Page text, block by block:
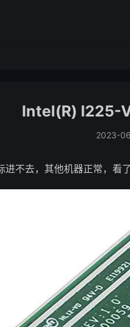
Intel(R) I225-
2023-
不去，其他机器正常，看